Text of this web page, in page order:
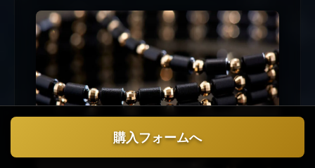
購入フォームへ